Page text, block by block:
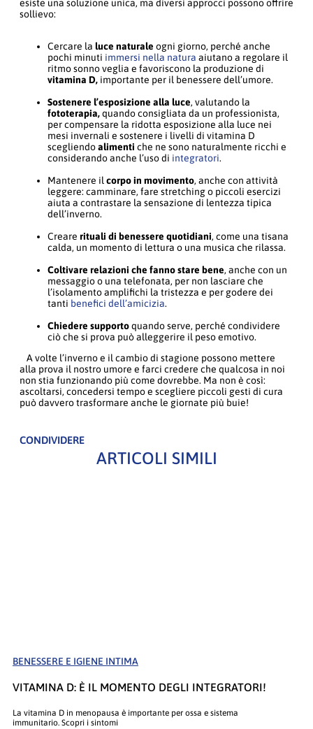
esiste una soluzione unica, ma diversi approcci possono offrire
sollievo:
Cercare la luce naturale ogni giorno, perché anche
pochi minuti immersi nella natura aiutano a regolare il
ritmo sonno veglia e favoriscono la produzione di
vitamina D, importante per il benessere dell’umore.
Sostenere l’esposizione alla luce, valutando la
fototerapia,quando consigliata da un professionista,
per compensare la ridotta esposizione alla luce nei
mesi invernali e sostenere i livelli di vitamina D
scegliendoalimenti che ne sono naturalmente ricchi e
considerando anche l’uso di integratori.
Mantenere il corpo in movimento, anche con attività
leggere: camminare, fare stretching o piccoli esercizi
aiuta a contrastare la sensazione di lentezza tipica
dell’inverno.
Creare rituali di benessere quotidiani, come una tisana
calda, un momento di lettura o una musica che rilassa.
Coltivare relazioni che fanno stare bene, anche con un
messaggio o una telefonata, per non lasciare che
l’isolamento amplifichi la tristezza e per godere dei
tanti benefici dell’amicizia.
Chiedere supportoquando serve, perché condividere
ciò che si prova può alleggerire il peso emotivo.
A volte l’inverno e il cambio di stagione possono mettere
alla prova il nostro umore e farci credere che qualcosa in noi
non stia funzionando più come dovrebbe. Ma non è così:
ascoltarsi, concedersi tempo e scegliere piccoli gesti di cura
può davvero trasformare anche le giornate più buie!
CONDIVIDERE
ARTICOLI SIMILI
BENESSERE E IGIENE INTIMA
VITAMINA D: È IL MOMENTO DEGLI INTEGRATORI!
La vitamina D in menopausa è importante per ossa e sistema
immunitario. Scopri i sintomi